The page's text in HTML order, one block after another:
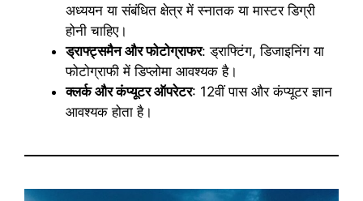
अध्ययन या संबंधित क्षेत्र में स्नातक या मास्टर डिग्री
होनी चाहिए।
ड्राफ्ट्समैन और फोटोग्राफर: ड्राफ्टिंग, डिजाइनिंग या
फोटोग्राफी में डिप्लोमा आवश्यक है।
क्लर्क और कंप्यूटर ऑपरेटर: 12वीं पास और कंप्यूटर ज्ञान
आवश्यक होता है।